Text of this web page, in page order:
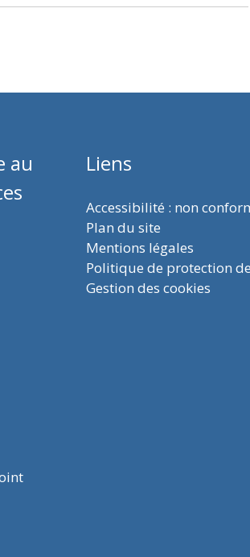
au
Liens
Accessibilité : non
Plan du site
Mentions légales
Politique de protection
Gestion des cookies